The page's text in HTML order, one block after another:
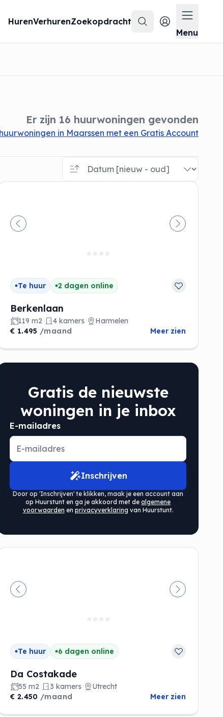
HurenVerhurenZoekopdracht
Zoeken
Menu
Menu
Er zijn 16 huurwoningen gevonden
in Maarssen met een Gratis Account
Vorige Volgende
Te huur 2 dagen online
Berkenlaan
119 m2 4 kamers
Harmelen
€ 1.495 /maand Meer zien
Gratis de nieuwste
woningen in je inbox
E-mailadres
Inschrijven
Door op 'Inschrijven' te klikken, maak je een account aan
op Huurstunt en ga je akkoord met dealgemene
voorwaarden en privacyverklaring van Huurstunt.
Vorige Volgende
Te huur 6 dagen online
Da Costakade
55 m2 3 kamers
Utrecht
€ 2.450 /maand Meer zien